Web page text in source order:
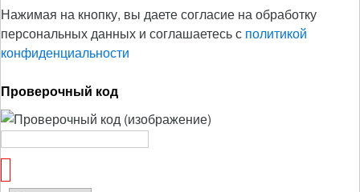
Нажимая на кнопку, вы даете согласие на обработку
персональных данных и соглашаетесь с политикой
конфиденциальности
Проверочный код